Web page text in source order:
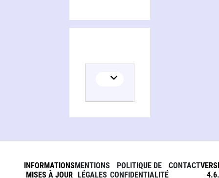
INFORMATIONS
MISES À JOUR
MENTIONS
LÉGALES
POLITIQUE DE
CONFIDENTIALITÉ
CONTACT